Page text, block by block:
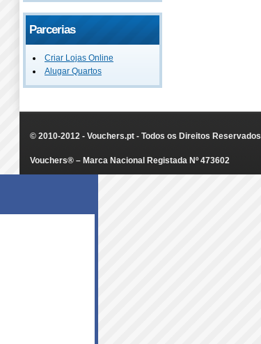
Parcerias
Criar Lojas Online
Alugar Quartos
© 2010-2012 - Vouchers.pt - Todos os Direitos Reservados
Vouchers® – Marca Nacional Registada Nº 473602